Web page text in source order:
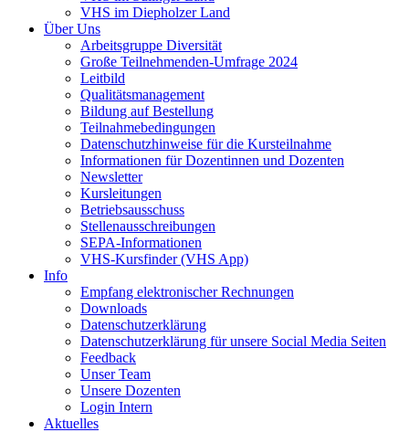
VHS im Diepholzer Land
Über Uns
Arbeitsgruppe Diversität
Große Teilnehmenden-Umfrage 2024
Leitbild
Qualitätsmanagement
Bildung auf Bestellung
Teilnahmebedingungen
Datenschutzhinweise für die Kursteilnahme
Informationen für Dozentinnen und Dozenten
Newsletter
Kursleitungen
Betriebsausschuss
Stellenausschreibungen
SEPA-Informationen
VHS-Kursfinder (VHS App)
Info
Empfang elektronischer Rechnungen
Downloads
Datenschutzerklärung
Datenschutzerklärung für unsere Social Media Seiten
Feedback
Unser Team
Unsere Dozenten
Login Intern
Aktuelles